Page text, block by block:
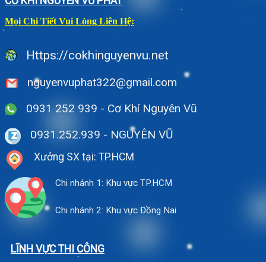
Mọi Chi Tiết Vui Lòng Liên Hệ:
Https://cokhinguyenvu.net
nguyenvuphat322@gmail.com
0931 252 939 - Cơ Khí Nguyên Vũ
0931.252.939 - NGUYÊN VŨ
Xưởng SX tại: TP.HCM
Chi nhánh 1: Khu vực TP.HCM
Chi nhánh 2: Khu vực Đồng Nai
LĨNH VỰC THI CÔNG